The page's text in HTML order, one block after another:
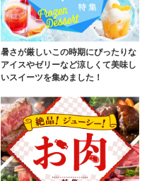
暑さが厳しいこの時期にぴったりな
アイスやゼリーなど涼しくて美味し
いスイーツを集めました！